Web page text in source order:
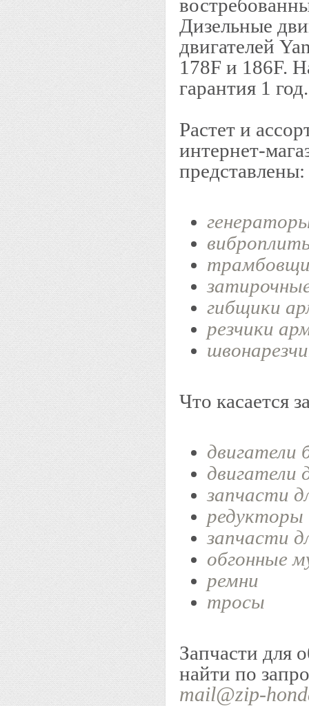
Дизельные
двигателей
178F и 186F.
гарантия 1 год.
Растет и
интернет-
представлены:
гибщики
резчики
Что касается
двигатели
двигатели
запчасти
редукторы
запчасти
обгонные
ремни
тросы
Запчасти для
найти по
mail@zip-